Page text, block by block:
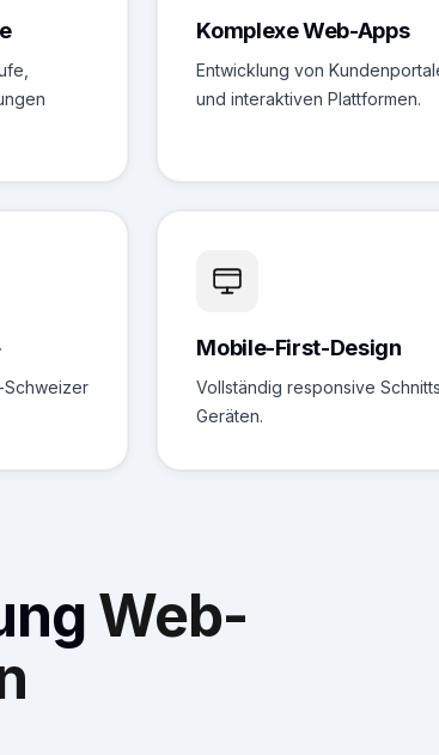
Komplexe Web-Apps
Entwicklung von
und interaktiven Plattformen.
Schweizer
Mobile-First-Design
Vollständig responsive
Geräten.
Web-